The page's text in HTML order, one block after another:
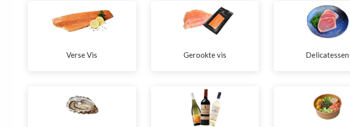
Verse Vis Gerookte vis Delicatessen